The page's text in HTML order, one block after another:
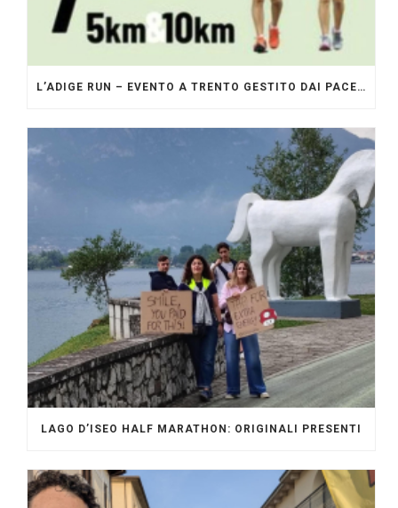
L’ADIGE RUN – EVENTO A TRENTO GESTITO DAI PACERS GLI ORIGINALI
LAGO D’ISEO HALF MARATHON: ORIGINALI PRESENTI